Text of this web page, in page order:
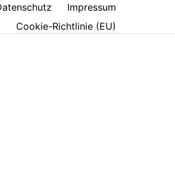
Impressum
Cookie-Richtlinie (EU)